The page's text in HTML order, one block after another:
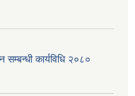
कार्यविधि २०८०